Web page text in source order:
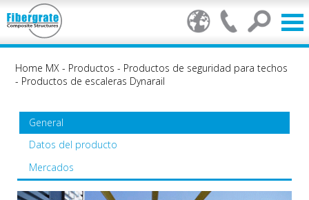
Home MX - Productos - Productos de seguridad para techos
- Productos de escaleras Dynarail
General
Datos del producto
Mercados